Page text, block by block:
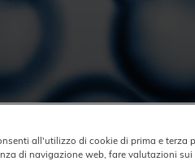
all'utilizzo di cookie di prima e terza
di navigazione web, fare valutazioni